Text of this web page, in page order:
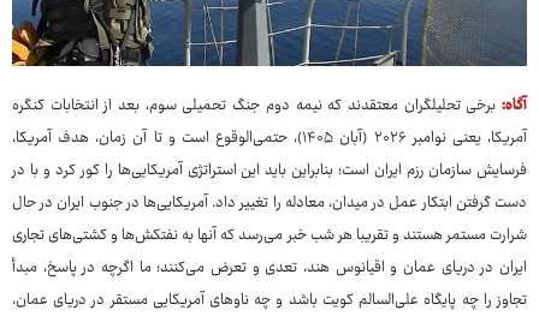
آگاه: برخی تحلیلگران معتقدند که نیمه دوم جنگ تحمیلی سوم، بعد از انتخابات کنگره
آمریکا، یعنی نوامبر ۲۰۲۶ (آبان ۱۴۰۵)، حتمی‌الوقوع است و تا آن زمان، هدف آمریکا،
فرسایش سازمان رزم ایران است؛ بنابراین باید این استراتژی آمریکایی‌ها را کور کرد و با در
دست گرفتن ابتکار عمل در میدان، معادله را تغییر داد. آمریکایی‌ها در جنوب ایران در حال
شرارت مستمر هستند و تقریبا هر شب خبر می‌رسد که آنها به نفتکش‌ها و کشتی‌های تجاری
ایران در دریای عمان و اقیانوس هند، تعدی و تعرض می‌کنند؛ ما اگرچه در پاسخ، مبدأ
تجاوز را چه پایگاه علی‌السالم کویت باشد و چه ناوهای آمریکایی مستقر در دریای عمان،